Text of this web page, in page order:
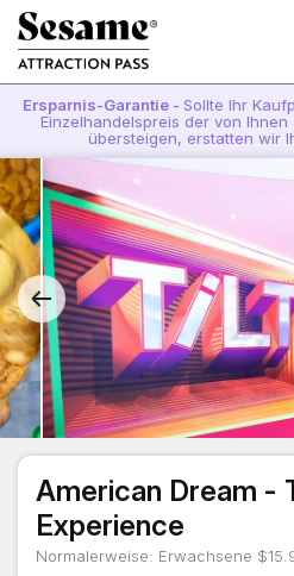
Ersparnis-Garantie - Sollte Ihr
Einzelhandelspreis der von
übersteigen, erstatten wir
American Dream -
Experience
Normalerweise: Erwachsene